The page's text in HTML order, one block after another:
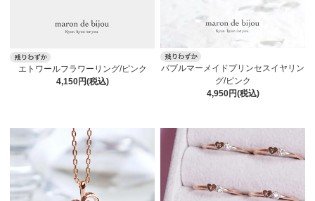
エトワールフラワーリング/ピンク
4,150円(税込)
バブルマーメイドプリンセスイヤリン
グ/ピンク
4,950円(税込)